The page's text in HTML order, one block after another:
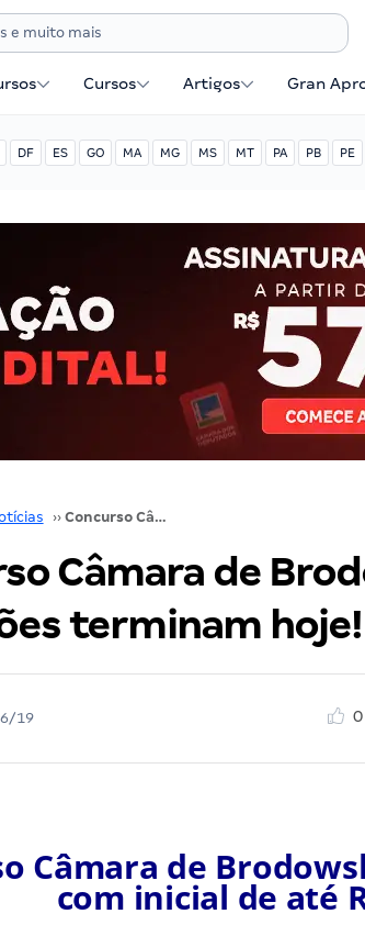
Cursos Artigos Gran
DF ES GO MA MG MS MT PA PB PE
›› Concurso Câmara de Brodowski SP: inscrições terminam hoje!
Câmara de
terminam hoje!
19
0
Câmara de
com inicial de até